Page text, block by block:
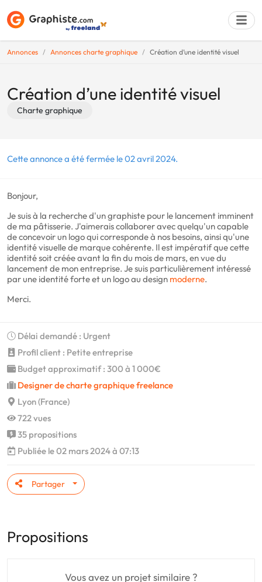
Annonces Annonces charte graphique Création d’une identité visuel
Création d’une identité visuel
Charte graphique
Cette annonce a été fermée le 02 avril 2024.
Bonjour,
Je suis à la recherche d'un graphiste pour le lancement imminent
de ma pâtisserie. J'aimerais collaborer avec quelqu'un capable
de concevoir un logo qui corresponde à nos besoins, ainsi qu'une
identité visuelle de marque cohérente. Il est impératif que cette
identité soit créée avant la fin du mois de mars, en vue du
lancement de mon entreprise. Je suis particulièrement intéressé
par une identité forte et un logo au design moderne.
Merci.
Délai demandé : Urgent
Profil client : Petite entreprise
Budget approximatif : 300 à 1 000€
Designer de charte graphique freelance
Lyon (France)
722 vues
35 propositions
Publiée le 02 mars 2024 à 07:13
Partager
Propositions
Vous avez un projet similaire ?